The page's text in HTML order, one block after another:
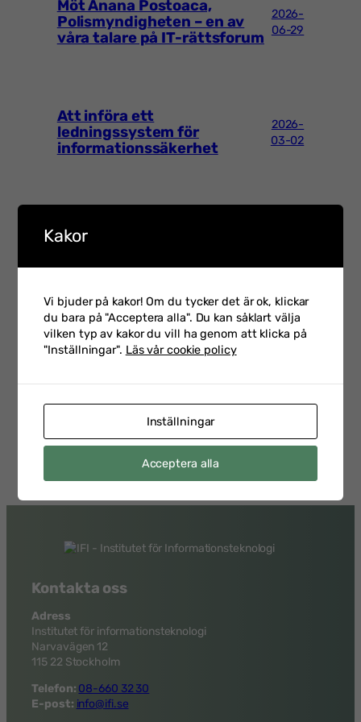
Möt Anana Postoaca,
Polismyndigheten – en av
våra talare på IT-rättsforum
2026-
06-29
Att införa ett
ledningssystem för
informationssäkerhet
2026-
03-02
Talarintervju inför Hot &
Säkerhet 2026 med Petra
Talarintervju inför
med Emelie Staaf Karifjord
Head of Security Vetting &
Support på Saab
Kontakta oss
Adress
Institutet för informationsteknologi
Narvavägen 12
115 22 Stockholm
Telefon: 08-660 32 30
E-post: info@ifi.se
Kakor
Vi bjuder på kakor! Om du tycker det är ok, klickar
du bara på "Acceptera alla". Du kan såklart välja
vilken typ av kakor du vill ha genom att klicka på
"Inställningar". Läs vår cookie policy
Inställningar
Acceptera alla